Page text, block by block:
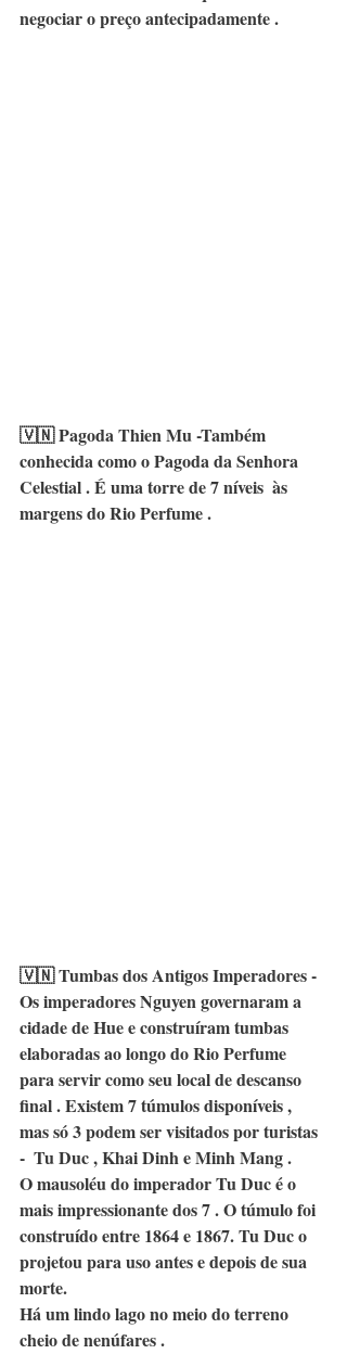
negociar o preço antecipadamente .
🇻🇳 Pagoda Thien Mu -Também
conhecida como o Pagoda da Senhora
Celestial . É uma torre de 7 níveis  às
margens do Rio Perfume .
🇻🇳 Tumbas dos Antigos Imperadores -
Os imperadores Nguyen governaram a
cidade de Hue e construíram tumbas
elaboradas ao longo do Rio Perfume
para servir como seu local de descanso
final . Existem 7 túmulos disponíveis ,
mas só 3 podem ser visitados por turistas
-  Tu Duc , Khai Dinh e Minh Mang .
O mausoléu do imperador Tu Duc é o
mais impressionante dos 7 . O túmulo foi
construído entre 1864 e 1867. Tu Duc o
projetou para uso antes e depois de sua
morte.
Há um lindo lago no meio do terreno
cheio de nenúfares .